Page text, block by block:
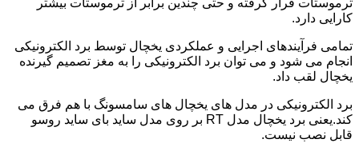
ترموستات قرار گرفته و حتی چندین برابر از ترموستات بیشتر
کارایی دارد.
تمامی فرآیندهای اجرایی و عملکردی یخچال توسط برد الکترونیکی
انجام می شود و می توان برد الکترونیکی را به مغز تصمیم گیرنده
یخچال لقب داد.
برد الکترونیکی در مدل های یخچال های سامسونگ با هم فرق می
کند.یعنی برد یخچال مدل RT بر روی مدل ساید بای ساید روسو
قابل نصب نیست.